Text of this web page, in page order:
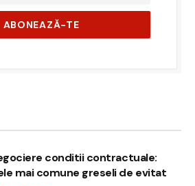
conditii contractuale:
mai comune greseli de evitat